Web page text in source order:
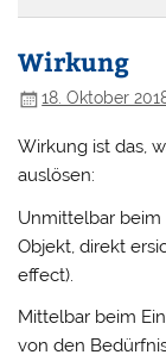
Wirkung
18. Oktober
Wirkung ist das,
auslösen:
Unmittelbar
Objekt, direkt
effect).
Mittelbar beim
von den